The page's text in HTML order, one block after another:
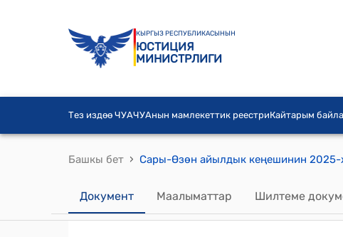
КЫРГЫЗ РЕСПУБЛИКАСЫНЫН
ЮСТИЦИЯ
МИНИСТРЛИГИ
Тез издөө ЧУАЧУАнын мамлекеттик реестриКайтарым
Башкы бет ›
Документ Маалыматтар Шилтеме